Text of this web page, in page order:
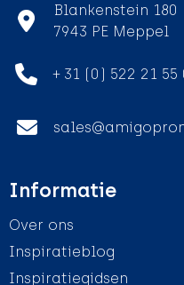
Blankenstein 180
7943 PE Meppel
+ 31 (0) 522 21 55
Informatie
Over ons
Inspiratieblog
Inspiratiegidsen